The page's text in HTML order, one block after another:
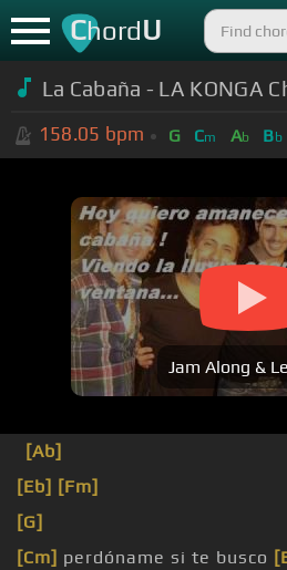
ChordU
La Cabaña - LA KONGA
158.05 bpm G Cm Ab Bb
Jam Along &
[Ab]
[Eb] [Fm]
[G]
[Cm] perdóname si te busco